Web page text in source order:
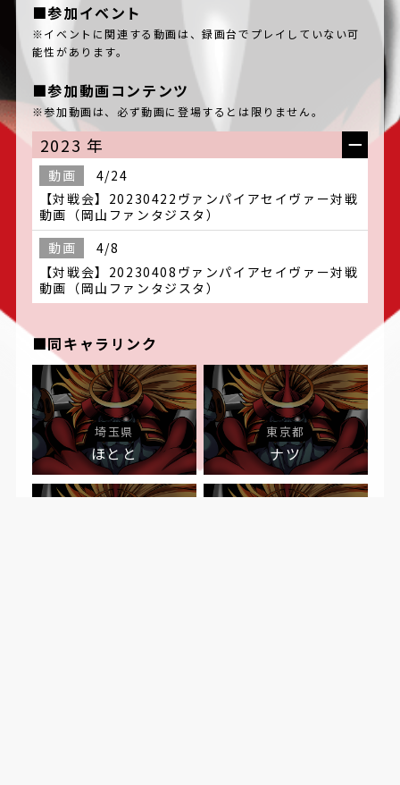
■参加イベント
※イベントに関連する動画は、録画台でプレイしていない可
能性があります。
■参加動画コンテンツ
※参加動画は、必ず動画に登場するとは限りません。
2023 年
動画
4/24
【対戦会】20230422ヴァンパイアセイヴァー対戦
動画（岡山ファンタジスタ）
動画
4/8
【対戦会】20230408ヴァンパイアセイヴァー対戦
動画（岡山ファンタジスタ）
■同キャラリンク
埼玉県
ほとと
東京都
ナツ